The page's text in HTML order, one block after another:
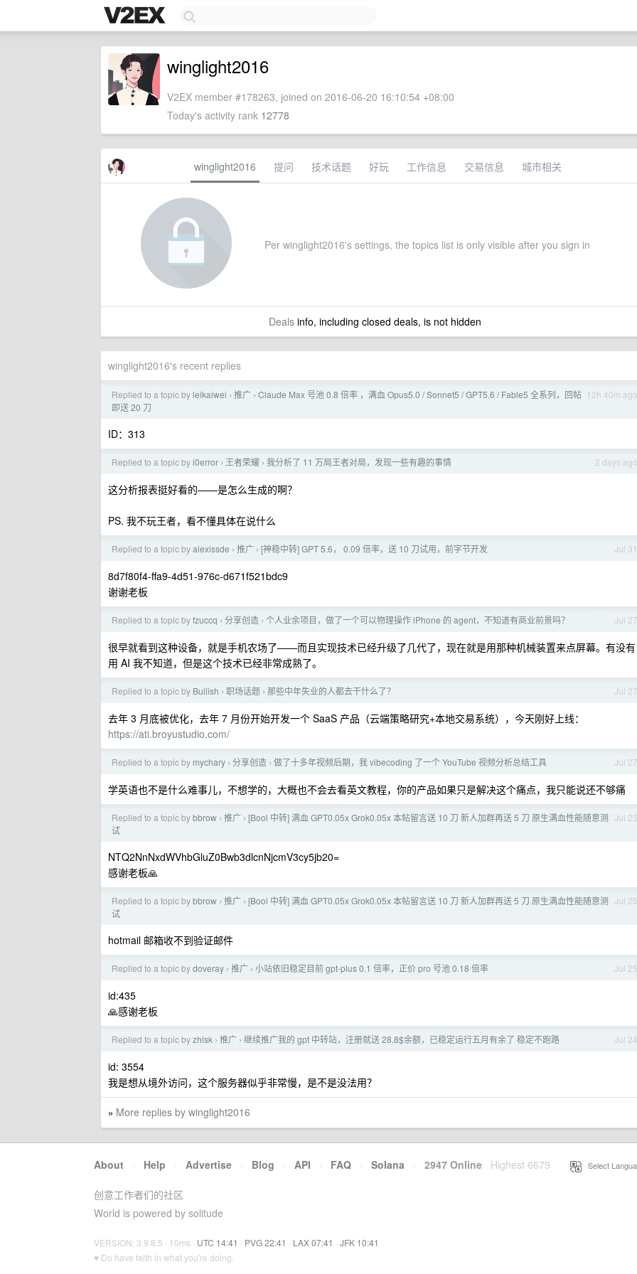
winglight2016
V2EX member #178263, joined on 2016-06-20 16:10:54 +08:00
Today's activity rank 12778
winglight2016 提问 技术话题 好玩 工作信息 交易信息 城市相关
Per winglight2016's settings, the topics list is only visible after you sign in
Dealsinfo, including closed deals, is not hidden
winglight2016's recent replies
12h 40m ago
Replied to a topic by leikaiwei › 推广 › Claude Max 号池 0.8 倍率 ，满血 Opus5.0 / Sonnet5 / GPT5.6 / Fable5 全系列，回帖
即送 20 刀
ID：313
2 days ago
Replied to a topic byi0error › 王者荣耀 › 我分析了 11 万局王者对局，发现一些有趣的事情
这分析报表挺好看的——是怎么生成的啊？
PS. 我不玩王者，看不懂具体在说什么
Jul 31
Replied to a topic byalexissde › 推广 › [神稳中转] GPT 5.6， 0.09 倍率，送 10 刀试用，前字节开发
8d7f80f4-ffa9-4d51-976c-d671f521bdc9
谢谢老板
Jul 27
Replied to a topic byfzuccq › 分享创造 › 个人业余项目，做了一个可以物理操作 iPhone 的 agent，不知道有商业前景吗？
很早就看到这种设备，就是手机农场了——而且实现技术已经升级了几代了，现在就是用那种机械装置来点屏幕。有没有
用 AI 我不知道，但是这个技术已经非常成熟了。
Jul 27
Replied to a topic by Bullish › 职场话题 › 那些中年失业的人都去干什么了？
去年 3 月底被优化，去年 7 月份开始开发一个 SaaS 产品（云端策略研究+本地交易系统），今天刚好上线：
https://ati.broyustudio.com/
Jul 27
Replied to a topic by mychary › 分享创造 › 做了十多年视频后期，我 vibecoding 了一个 YouTube 视频分析总结工具
学英语也不是什么难事儿，不想学的，大概也不会去看英文教程，你的产品如果只是解决这个痛点，我只能说还不够痛
Jul 25
Replied to a topic bybbrow › 推广 › [Bool 中转] 满血 GPT0.05x Grok0.05x 本帖留言送 10 刀 新人加群再送 5 刀 原生满血性能随意测
试
NTQ2NnNxdWVhbGluZ0Bwb3dlcnNjcmV3cy5jb20=
感谢老板🙏
Jul 25
Replied to a topic bybbrow › 推广 › [Bool 中转] 满血 GPT0.05x Grok0.05x 本帖留言送 10 刀 新人加群再送 5 刀 原生满血性能随意测
试
hotmail 邮箱收不到验证邮件
Jul 25
Replied to a topic bydoveray › 推广 › 小站依旧稳定目前 gpt-plus 0.1 倍率，正价 pro 号池 0.18 倍率
id:435
🙏感谢老板
Jul 24
Replied to a topic byzhlsk › 推广 › 继续推广我的 gpt 中转站，注册就送 28.8$余额，已稳定运行五月有余了 稳定不跑路
id: 3554
我是想从境外访问，这个服务器似乎非常慢，是不是没法用？
» More replies by winglight2016
About · Help · Advertise · Blog · API · FAQ · Solana · 2947 Online Highest 6679 Select
创意工作者们的社区
World is powered by solitude
VERSION: 3.9.8.5 · 10ms · UTC 14:41 · PVG 22:41 · LAX 07:41 · JFK 10:41
♥ Do have faith in what you're doing.